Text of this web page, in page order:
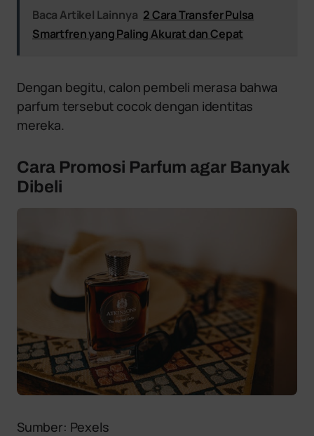
Baca Artikel Lainnya 2 Cara Transfer Pulsa
Smartfren yang Paling Akurat dan Cepat
Dengan begitu, calon pembeli merasa bahwa
parfum tersebut cocok dengan identitas
mereka.
Cara Promosi Parfum agar Banyak
Dibeli
Sumber: Pexels